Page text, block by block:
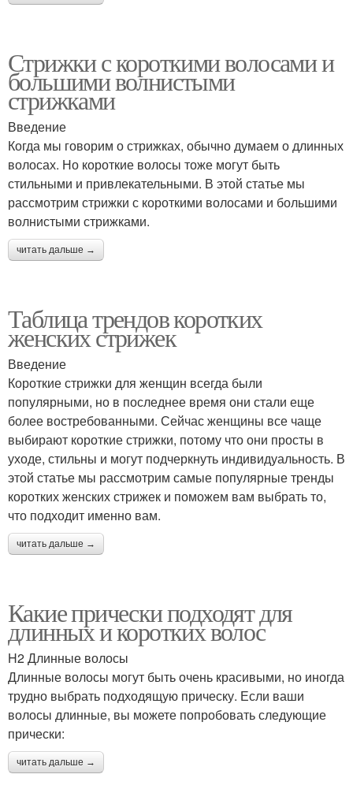
Стрижки с короткими волосами и
большими волнистыми
стрижками
Введение
Когда мы говорим о стрижках, обычно думаем о длинных
волосах. Но короткие волосы тоже могут быть
стильными и привлекательными. В этой статье мы
рассмотрим стрижки с короткими волосами и большими
волнистыми стрижками.
читать дальше →
Таблица трендов коротких
женских стрижек
Введение
Короткие стрижки для женщин всегда были
популярными, но в последнее время они стали еще
более востребованными. Сейчас женщины все чаще
выбирают короткие стрижки, потому что они просты в
уходе, стильны и могут подчеркнуть индивидуальность. В
этой статье мы рассмотрим самые популярные тренды
коротких женских стрижек и поможем вам выбрать то,
что подходит именно вам.
читать дальше →
Какие прически подходят для
длинных и коротких волос
H2 Длинные волосы
Длинные волосы могут быть очень красивыми, но иногда
трудно выбрать подходящую прическу. Если ваши
волосы длинные, вы можете попробовать следующие
прически:
читать дальше →